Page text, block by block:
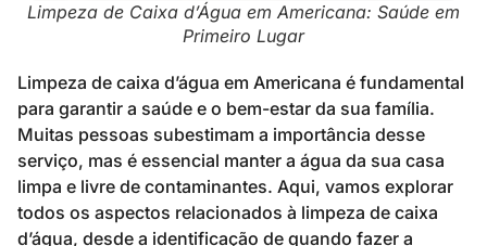
Limpeza de Caixa d’Água em Americana: Saúde em
Primeiro Lugar
Limpeza de caixa d’água em Americana é fundamental
para garantir a saúde e o bem-estar da sua família.
Muitas pessoas subestimam a importância desse
serviço, mas é essencial manter a água da sua casa
limpa e livre de contaminantes. Aqui, vamos explorar
todos os aspectos relacionados à limpeza de caixa
d’água, desde a identificação de quando fazer a